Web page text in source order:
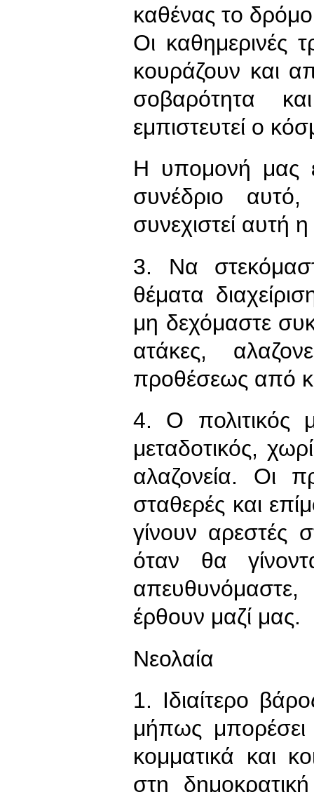
καθένας το
Οι καθημερινές
κουράζουν και
σοβαρότητα
εμπιστευτεί ο
Η υπομονή μας
συνέδριο
συνεχιστεί αυτή
3. Να
θέματα
μη δεχόμαστε
ατάκες,
προθέσεως από
4. Ο πολιτικός
μεταδοτικός,
αλαζονεία. Οι
σταθερές και
γίνουν αρεστές
όταν θα
έρθουν μαζί μας.
Νεολαία
1. Ιδιαίτερο
μήπως μπορέσει
κομματικά και
στη